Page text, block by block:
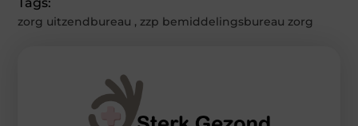
Tags:
zorg uitzendbureau ,zzp bemiddelingsbureau zorg